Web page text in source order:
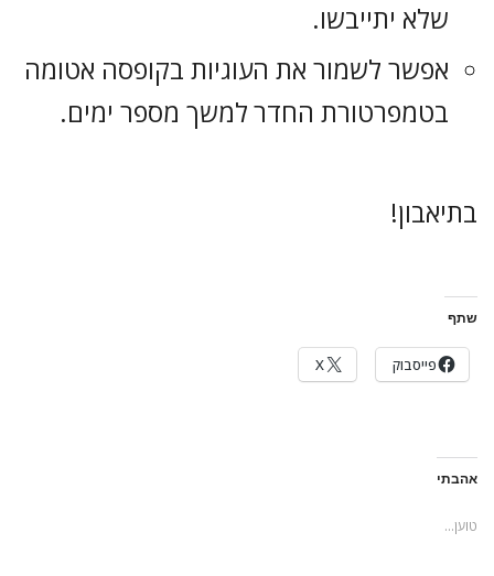
שלא יתייבשו.
אפשר לשמור את העוגיות בקופסה אטומה
בטמפרטורת החדר למשך מספר ימים.
בתיאבון!
שתף
פייסבוק X
אהבתי
טוען...